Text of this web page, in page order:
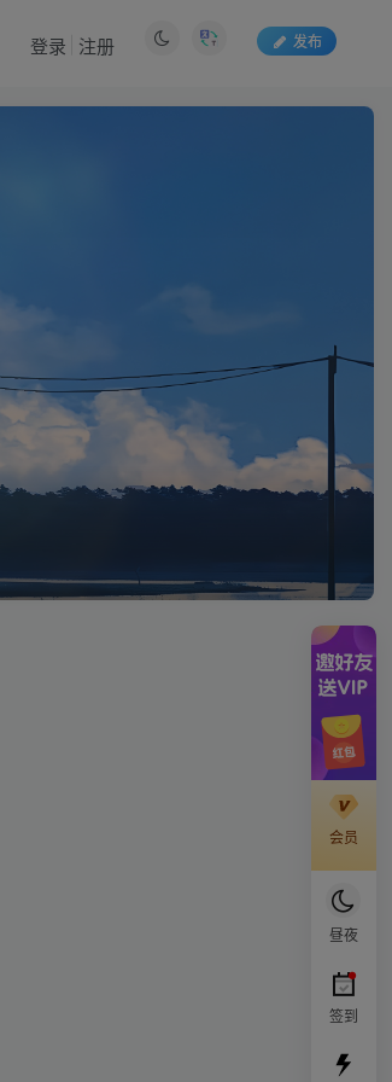
发布
登录 注册
会员
昼夜
签到